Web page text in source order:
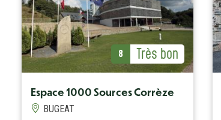
Avis (note)
8 Avis Label
Très bon
Espace 1000 Sources Corrèze
BUGEAT
Avis (note)
8 Avis Label
Très bon